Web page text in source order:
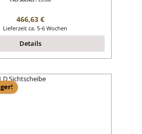
Regulärer Preis:
466,63 €
Lieferzeit ca. 5-6 Wochen
Details